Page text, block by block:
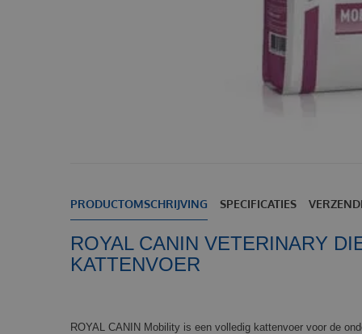
PRODUCTOMSCHRIJVING SPECIFICATIES
ROYAL CANIN VETERINARY
KATTENVOER
ROYAL CANIN Mobility is een volledig kattenvoer voor de